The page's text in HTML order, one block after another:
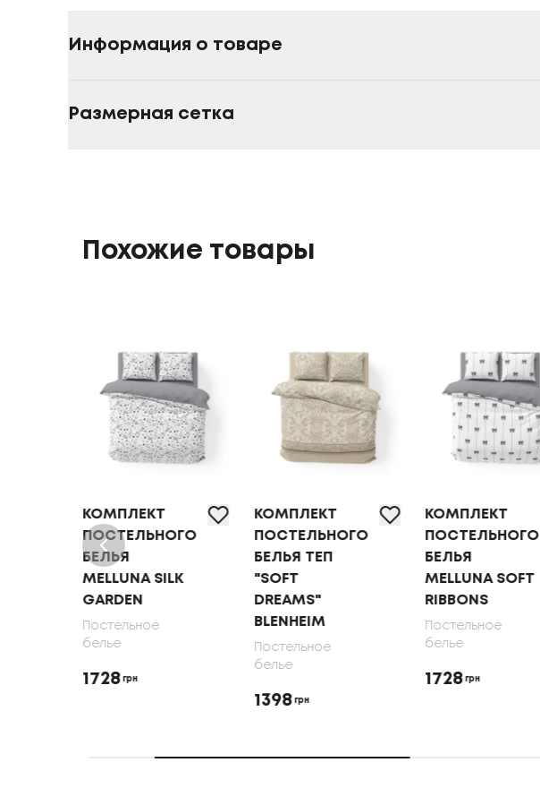
Информация о товаре
Размерная сетка
Похожие товары
КОМПЛЕКТ
ПОСТЕЛЬНОГО
БЕЛЬЯ
MELLUNA SILK
GARDEN
Постельное
белье
1728 грн
КОМПЛЕКТ
ПОСТЕЛЬНОГО
БЕЛЬЯ ТЕП
"SOFT
DREAMS"
BLENHEIM
Постельное
белье
1398 грн
КОМПЛЕКТ
ПОСТЕЛЬНОГО
БЕЛЬЯ
MELLUNA SOFT
RIBBONS
Постельное
белье
1728 грн